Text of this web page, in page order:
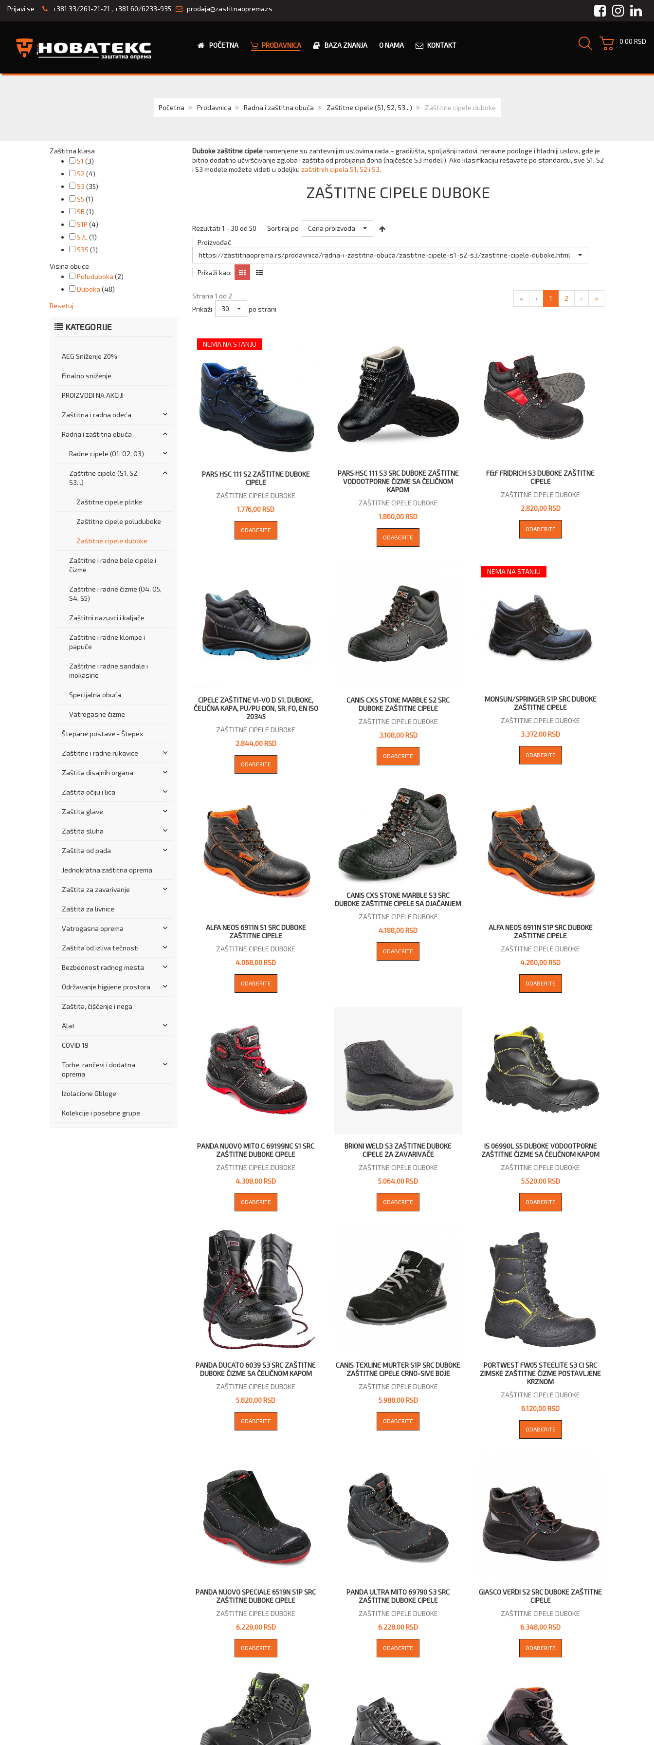
Prijavi se +381 33/261-21-21 , +381 60/6233-935 prodaja@zastitnaoprema.rs Facebook
POČETNA PRODAVNICA BAZA ZNANJA O NAMA KONTAKT 0,00 RSD
Početna Prodavnica Radna i zaštitna obuća Zaštitne cipele (S1, S2, S3...) Zaštitne cipele duboke
Zaštitna klasa
S1 (3)
S2 (4)
S3 (35)
S5 (1)
SB (1)
S1P (4)
S7L (1)
S3S (1)
Visina obuce
Poluduboka (2)
Duboka (48)
Resetuj
KATEGORIJE
AEG Sniženje 20%
Finalno sniženje
PROIZVODI NA AKCIJI
Zaštitna i radna odeća
Radna i zaštitna obuća
Radne cipele (O1, O2, O3)
Zaštitne cipele (S1, S2,
S3...)
Zaštitne cipele plitke
Zaštitne cipele poluduboke
Zaštitne cipele duboke
Zaštitne i radne bele cipele i
čizme
Zaštitne i radne čizme (O4, O5,
S4, S5)
Zaštitni nazuvci i kaljače
Zaštitne i radne klompe i
papuče
Zaštitne i radne sandale i
mokasine
Specijalna obuća
Vatrogasne čizme
Štepane postave - Štepex
Zaštitne i radne rukavice
Zaštita disajnih organa
Zaštita očiju i lica
Zaštita glave
Zaštita sluha
Zaštita od pada
Jednokratna zaštitna oprema
Zaštita za zavarivanje
Zaštita za livnice
Vatrogasna oprema
Zaštita od izliva tečnosti
Bezbednost radnog mesta
Održavanje higijene prostora
Zaštita, čišćenje i nega
Alat
COVID 19
Torbe, rančevi i dodatna
oprema
Izolacione Obloge
Kolekcije i posebne grupe
Duboke zaštitne cipelenamenjene su zahtevnijim uslovima rada – gradilišta, spoljašnji radovi, neravne podloge i hladniji uslovi, gde je
bitno dodatno učvršćivanje zgloba i zaštita od probijanja đona (najčešće S3 modeli). Ako klasifikaciju rešavate po standardu, sve S1, S2
i S3 modele možete videti u odeljku zaštitnih cipela S1, S2 i S3.
ZAŠTITNE CIPELE DUBOKE
Rezultati 1 - 30 od 50 Sortiraj po
Cena proizvoda
Proizvođač
https://zastitnaoprema.rs/prodavnica/radna-i-zastitna-obuca/zastitne-cipele-s1-s2-s3/zastitne-cipele-duboke.html
Prikaži kao:
Strana 1 od 2
Prikaži
30 po strani
« ‹ 1 2 › »
NEMA NA STANJU
PARS HSC 111 S2 ZAŠTITNE DUBOKE
CIPELE
ZAŠTITNE CIPELE DUBOKE
1.776,00 RSD
ODABERITE
PARS HSC 111 S3 SRC DUBOKE ZAŠTITNE
VODOOTPORNE ČIZME SA ČELIČNOM
KAPOM
ZAŠTITNE CIPELE DUBOKE
1.860,00 RSD
ODABERITE
F&F FRIDRICH S3 DUBOKE ZAŠTITNE
CIPELE
ZAŠTITNE CIPELE DUBOKE
2.820,00 RSD
ODABERITE
CIPELE ZAŠTITNE VI-VO D S1, DUBOKE,
ČELIČNA KAPA, PU/PU ĐON, SR, FO, EN ISO
20345
ZAŠTITNE CIPELE DUBOKE
2.844,00 RSD
ODABERITE
CANIS CXS STONE MARBLE S2 SRC
DUBOKE ZAŠTITNE CIPELE
ZAŠTITNE CIPELE DUBOKE
3.108,00 RSD
ODABERITE
NEMA NA STANJU
MONSUN/SPRINGER S1P SRC DUBOKE
ZAŠTITNE CIPELE
ZAŠTITNE CIPELE DUBOKE
3.372,00 RSD
ODABERITE
ALFA NEOS 6911N S1 SRC DUBOKE
ZAŠTITNE CIPELE
ZAŠTITNE CIPELE DUBOKE
4.068,00 RSD
ODABERITE
CANIS CXS STONE MARBLE S3 SRC
DUBOKE ZAŠTITNE CIPELE SA OJAČANJEM
ZAŠTITNE CIPELE DUBOKE
4.188,00 RSD
ODABERITE
ALFA NEOS 6911N S1P SRC DUBOKE
ZAŠTITNE CIPELE
ZAŠTITNE CIPELE DUBOKE
4.260,00 RSD
ODABERITE
PANDA NUOVO MITO C 69199NC S1 SRC
ZAŠTITNE DUBOKE CIPELE
ZAŠTITNE CIPELE DUBOKE
4.308,00 RSD
ODABERITE
BRIONI WELD S3 ZAŠTITNE DUBOKE
CIPELE ZA ZAVARIVAČE
ZAŠTITNE CIPELE DUBOKE
5.064,00 RSD
ODABERITE
IS 06990L S5 DUBOKE VODOOTPORNE
ZAŠTITNE ČIZME SA ČELIČNOM KAPOM
ZAŠTITNE CIPELE DUBOKE
5.520,00 RSD
ODABERITE
PANDA DUCATO 6039 S3 SRC ZAŠTITNE
DUBOKE ČIZME SA ČELIČNOM KAPOM
ZAŠTITNE CIPELE DUBOKE
5.820,00 RSD
ODABERITE
CANIS TEXLINE MURTER S1P SRC DUBOKE
ZAŠTITNE CIPELE CRNO-SIVE BOJE
ZAŠTITNE CIPELE DUBOKE
5.988,00 RSD
ODABERITE
PORTWEST FW05 STEELITE S3 CI SRC
ZIMSKE ZAŠTITNE ČIZME POSTAVLJENE
KRZNOM
ZAŠTITNE CIPELE DUBOKE
6.120,00 RSD
ODABERITE
PANDA NUOVO SPECIALE 6519N S1P SRC
ZAŠTITNE DUBOKE CIPELE
ZAŠTITNE CIPELE DUBOKE
6.228,00 RSD
ODABERITE
PANDA ULTRA MITO 69790 S3 SRC
ZAŠTITNE DUBOKE CIPELE
ZAŠTITNE CIPELE DUBOKE
6.228,00 RSD
ODABERITE
GIASCO VERDI S2 SRC DUBOKE ZAŠTITNE
CIPELE
ZAŠTITNE CIPELE DUBOKE
6.348,00 RSD
ODABERITE